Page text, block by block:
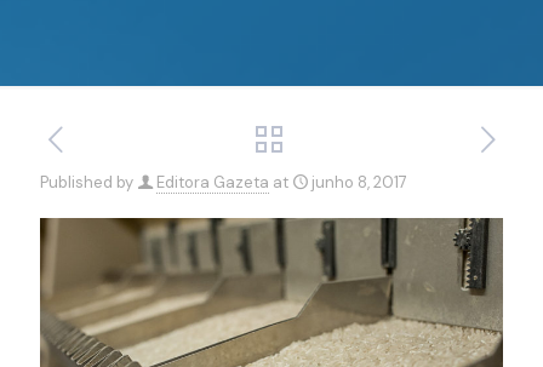
Published by Editora Gazeta at junho 8, 2017